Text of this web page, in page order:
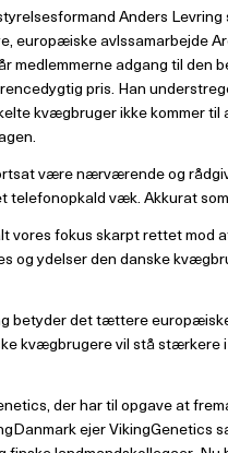
Anders Levring
europæiske avlssamarbejde
medlemmerne adgang til den
pris. Han
kvægbruger ikke kommer
være nærværende og
telefonopkald væk. Akkurat
vores fokus skarpt rettet mod
og ydelser den danske
betyder det tættere
kvægbrugere vil stå stærkere i
der har til opgave at
ejer VikingGenetics